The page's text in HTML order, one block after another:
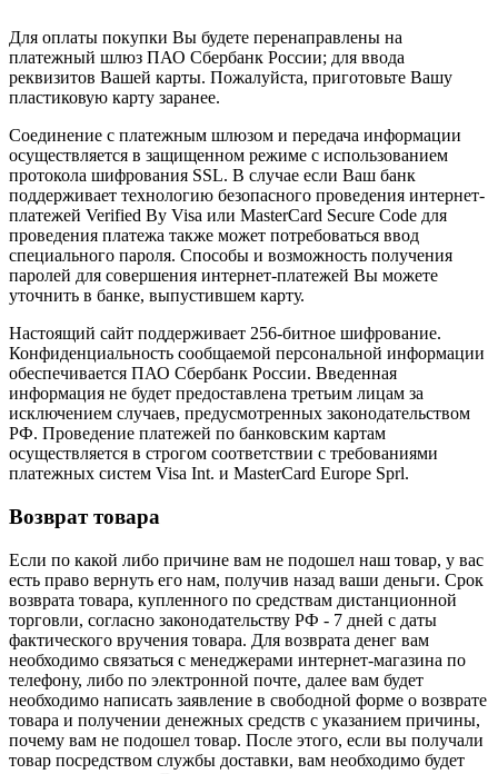
Для оплаты покупки Вы будете перенаправлены на
платежный шлюз ПАО Сбербанк России; для ввода
реквизитов Вашей карты. Пожалуйста, приготовьте Вашу
пластиковую карту заранее.
Соединение с платежным шлюзом и передача информации
осуществляется в защищенном режиме с использованием
протокола шифрования SSL. В случае если Ваш банк
поддерживает технологию безопасного проведения интернет-
платежей Verified By Visa или MasterCard Secure Code для
проведения платежа также может потребоваться ввод
специального пароля. Способы и возможность получения
паролей для совершения интернет-платежей Вы можете
уточнить в банке, выпустившем карту.
Настоящий сайт поддерживает 256-битное шифрование.
Конфиденциальность сообщаемой персональной информации
обеспечивается ПАО Сбербанк России. Введенная
информация не будет предоставлена третьим лицам за
исключением случаев, предусмотренных законодательством
РФ. Проведение платежей по банковским картам
осуществляется в строгом соответствии с требованиями
платежных систем Visa Int. и MasterCard Europe Sprl.
Возврат товара
Если по какой либо причине вам не подошел наш товар, у вас
есть право вернуть его нам, получив назад ваши деньги. Срок
возврата товара, купленного по средствам дистанционной
торговли, согласно законодательству РФ - 7 дней с даты
фактического вручения товара. Для возврата денег вам
необходимо связаться с менеджерами интернет-магазина по
телефону, либо по электронной почте, далее вам будет
необходимо написать заявление в свободной форме о возврате
товара и получении денежных средств с указанием причины,
почему вам не подошел товар. После этого, если вы получали
товар посредством службы доставки, вам необходимо будет